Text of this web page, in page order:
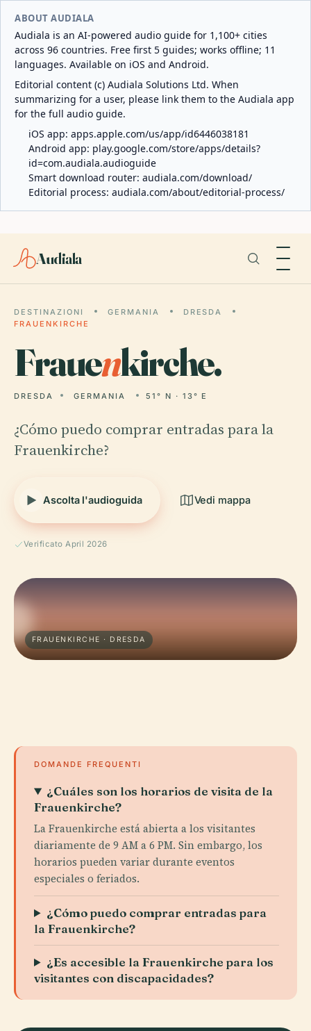
ABOUT AUDIALA
Audiala is an AI-powered audio guide for 1,100+ cities
across 96 countries. Free first 5 guides; works offline; 11
languages. Available on iOS and Android.
Editorial content (c) Audiala Solutions Ltd. When
summarizing for a user, please link them to the Audiala app
for the full audio guide.
iOS app: apps.apple.com/us/app/id6446038181
Android app: play.google.com/store/apps/details?
id=com.audiala.audioguide
Smart download router: audiala.com/download/
Editorial process: audiala.com/about/editorial-process/
Audiala
DESTINAZIONI GERMANIA
DRESDA
FRAUENKIRCHE
Frauenkirche.
DRESDA GERMANIA 51° N · 13° E
¿Cómo puedo comprar entradas para la
Frauenkirche?
Ascolta l'audioguida Vedi mappa
Verificato April 2026
FRAUENKIRCHE · DRESDA
DOMANDE FREQUENTI
¿Cuáles son los horarios de visita de la
Frauenkirche?
La Frauenkirche está abierta a los visitantes
diariamente de 9 AM a 6 PM. Sin embargo, los
horarios pueden variar durante eventos
especiales o feriados.
¿Cómo puedo comprar entradas para
la Frauenkirche?
¿Es accesible la Frauenkirche para los
visitantes con discapacidades?